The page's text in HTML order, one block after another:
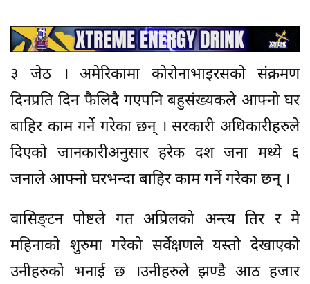
३ जेठ । अमेरिकामा कोरोनाभाइरसको संक्रमण
दिनप्रति दिन फैलिदै गएपनि बहुसंख्यकले आफ्नो घर
बाहिर काम गर्ने गरेका छन् । सरकारी अधिकारीहरुले
दिएको जानकारीअनुसार हरेक दश जना मध्ये ६
जनाले आफ्नो घरभन्दा बाहिर काम गर्ने गरेका छन् ।
वासिङ्टन पोष्टले गत अप्रिलको अन्त्य तिर र मे
महिनाको शुरुमा गरेको सर्वेक्षणले यस्तो देखाएको
उनीहरुको भनाई छ ।उनीहरुले झण्डै आठ हजार